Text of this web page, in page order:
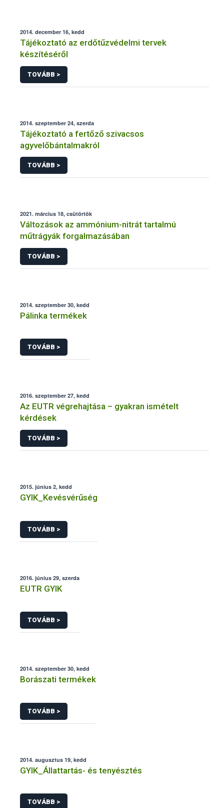
2014. december 16, kedd
Tájékoztató az erdőtűzvédelmi tervek
készítéséről
TOVÁBB >
2014. szeptember 24, szerda
Tájékoztató a fertőző szivacsos
agyvelőbántalmakról
TOVÁBB >
2021. március 18, csütörtök
Változások az ammónium-nitrát tartalmú
műtrágyák forgalmazásában
TOVÁBB >
2014. szeptember 30, kedd
Pálinka termékek
TOVÁBB >
2016. szeptember 27, kedd
Az EUTR végrehajtása – gyakran ismételt
kérdések
TOVÁBB >
2015. június 2, kedd
GYIK_Kevésvérűség
TOVÁBB >
2016. június 29, szerda
EUTR GYIK
TOVÁBB >
2014. szeptember 30, kedd
Borászati termékek
TOVÁBB >
2014. augusztus 19, kedd
GYIK_Állattartás- és tenyésztés
TOVÁBB >